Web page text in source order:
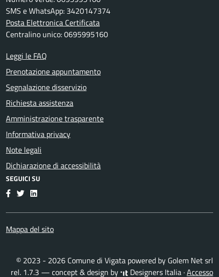
SMS e WhatsApp: 3420147374
Posta Elettronica Certificata
Centralino unico: 0695995160
Leggi le FAQ
Prenotazione appuntamento
Segnalazione disservizio
Richiesta assistenza
Amministrazione trasparente
Informativa privacy
Note legali
Dichiarazione di accessibilità
SEGUICI SU
Facebook
TwitterLinkedIn
Mappa del sito
© 2023 - 2026 Comune di Vigata powered by Golem Net srl
rel. 1.7.3 — concept & design by
Designers Italia ·Accesso